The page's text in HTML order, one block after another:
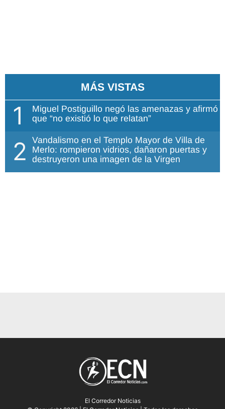
MÁS VISTAS
1
Miguel Postiguillo negó las amenazas y afirmó
que “no existió lo que relatan”
2
Vandalismo en el Templo Mayor de Villa de
Merlo: rompieron vidrios, dañaron puertas y
destruyeron una imagen de la Virgen
El Corredor Noticias